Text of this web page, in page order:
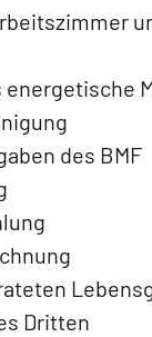
energetische
des BMF
Dritten